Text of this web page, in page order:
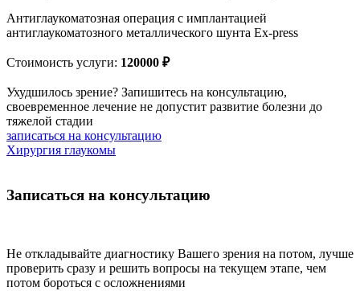
Антиглаукоматозная операция с имплантацией
антиглаукоматозного металлического шунта Ex-press
Стоимоисть услуги: 120000 ₽
Ухудшилось зрение? Запишитесь на консультацию,
своевременное лечение не допустит развитие болезни до
тяжелой стадии
записаться на консультацию
Хирургия глаукомы
Записаться на консультацию
Не откладывайте диагностику Вашего зрения на потом, лучше
проверить сразу и решить вопросы на текущем этапе, чем
потом бороться с осложнениями